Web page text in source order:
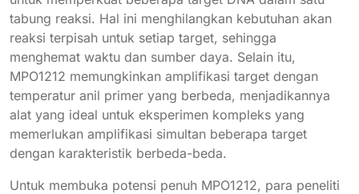
tabung reaksi. Hal ini menghilangkan kebutuhan akan
reaksi terpisah untuk setiap target, sehingga
menghemat waktu dan sumber daya. Selain itu,
MPO1212 memungkinkan amplifikasi target dengan
temperatur anil primer yang berbeda, menjadikannya
alat yang ideal untuk eksperimen kompleks yang
memerlukan amplifikasi simultan beberapa target
dengan karakteristik berbeda-beda.
Untuk membuka potensi penuh MPO1212, para peneliti